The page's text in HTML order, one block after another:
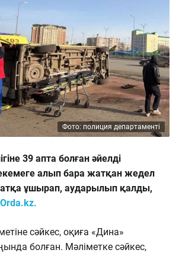
Фото: полиция департаменті
39 апта болған әйелді
алып бара жатқан жедел
ұшырап, аударылып қалды,
Orda.kz.
сәйкес, оқиға «Дина»
болған. Мәліметке сәйкес,